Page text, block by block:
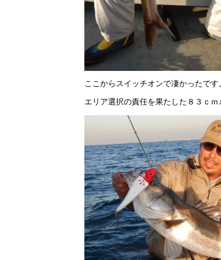
ここからスイッチオンで凄かったです
エリア選択の責任を果たした８３ｃ